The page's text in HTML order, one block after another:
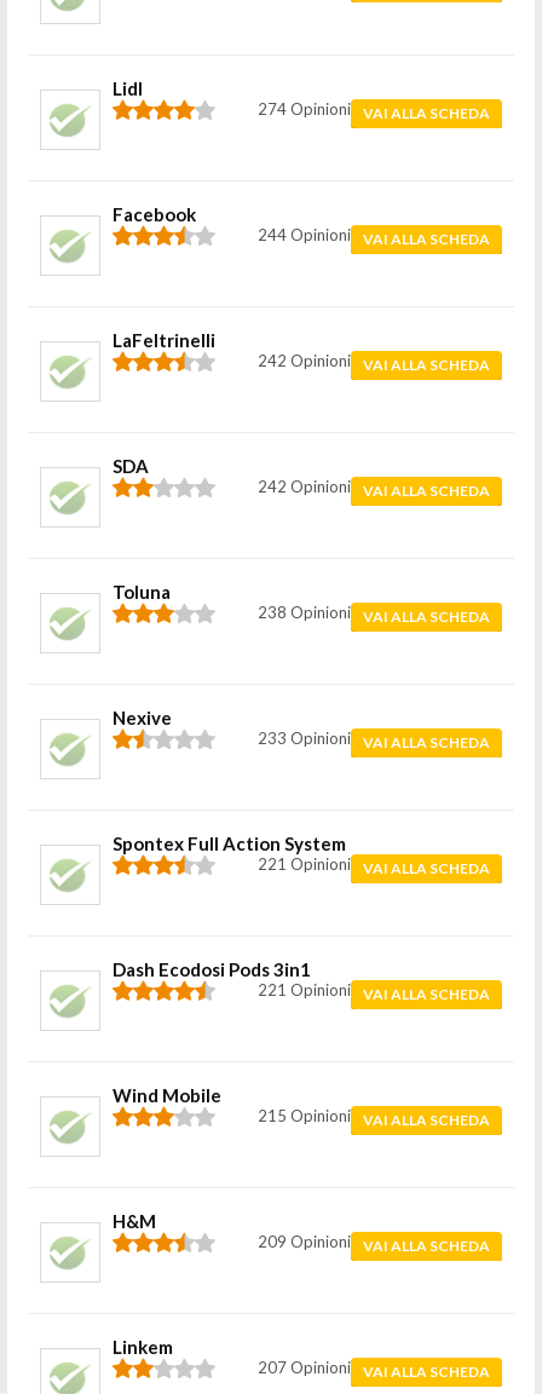
Lidl
274 Opinioni VAI ALLA SCHEDA
Facebook
244 Opinioni VAI ALLA SCHEDA
LaFeltrinelli
242 Opinioni VAI ALLA SCHEDA
SDA
242 Opinioni VAI ALLA SCHEDA
Toluna
238 Opinioni VAI ALLA SCHEDA
Nexive
233 Opinioni VAI ALLA SCHEDA
Spontex Full Action System
221 Opinioni VAI ALLA SCHEDA
Dash Ecodosi Pods 3in1
221 Opinioni VAI ALLA SCHEDA
Wind Mobile
215 Opinioni VAI ALLA SCHEDA
H&M
209 Opinioni VAI ALLA SCHEDA
Linkem
207 Opinioni VAI ALLA SCHEDA